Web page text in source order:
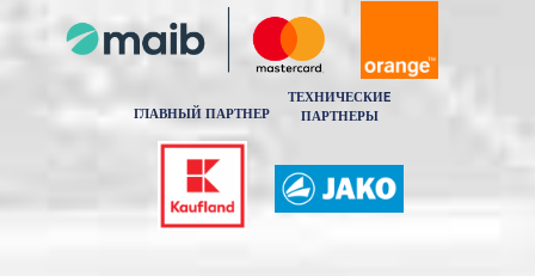
ГЛАВНЫЙ ПАРТНЕР
ТЕХНИЧЕСКИE
ПАРТНЕРЫ